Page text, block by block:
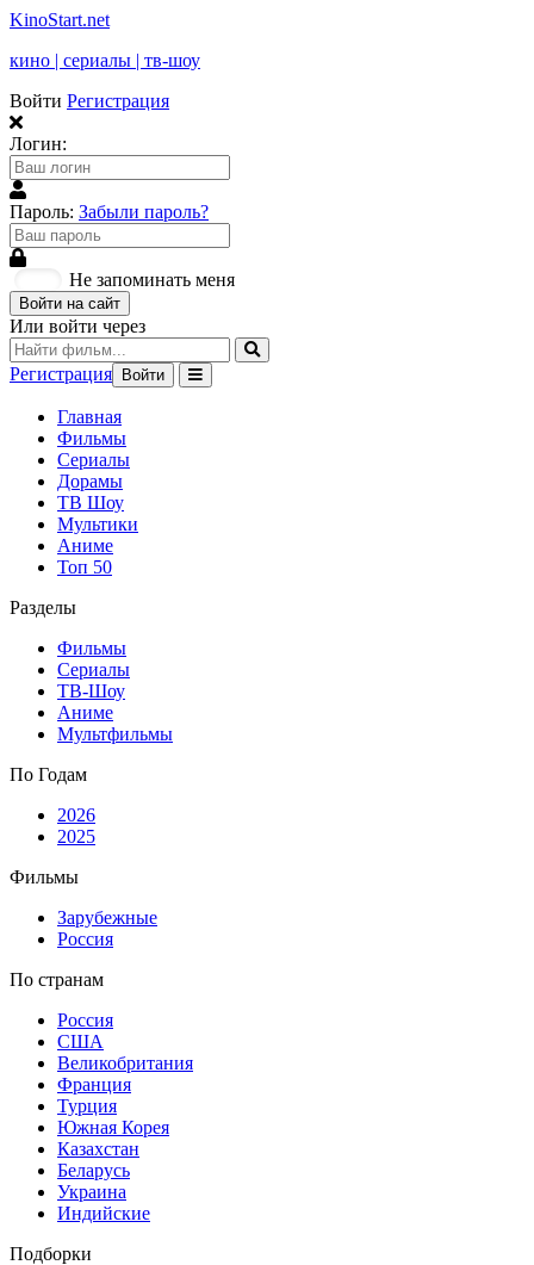
KinoStart.net
кино | сериалы | тв-шоу
Войти Регистрация
Логин:
Пароль: Забыли пароль?
Не запоминать меня
Войти на сайт
Или войти через
Регистрация Войти
Главная
Фильмы
Сериалы
Дорамы
ТВ Шоу
Мультики
Аниме
Топ 50
Разделы
Фильмы
Сериалы
ТВ-Шоу
Аниме
Мультфильмы
По Годам
2026
2025
Фильмы
Зарубежные
Россия
По странам
Россия
США
Великобритания
Франция
Турция
Южная Корея
Казахстан
Беларусь
Украина
Индийские
Подборки